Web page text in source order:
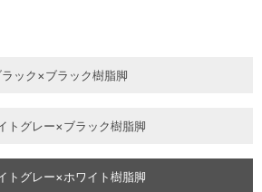
ラック×ブラック樹脂脚
トグレー×ブラック樹脂脚
トグレー×ホワイト樹脂脚